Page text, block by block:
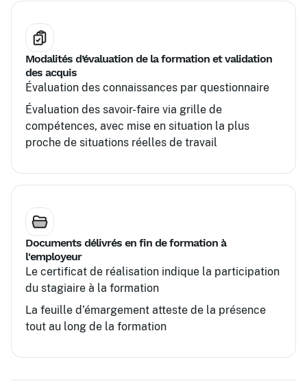
Modalités d’évaluation de la formation et validation
des acquis
Évaluation des connaissances par questionnaire
Évaluation des savoir-faire via grille de
compétences, avec mise en situation la plus
proche de situations réelles de travail
Documents délivrés en fin de formation à
l'employeur
Le certificat de réalisation indique la participation
du stagiaire à la formation
La feuille d’émargement atteste de la présence
tout au long de la formation